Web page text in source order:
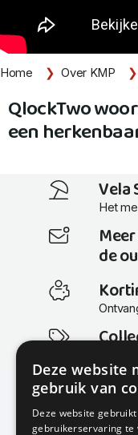
Home Over KMP
QlockTwo
een
Vela
Het
de
Deze website
gebruik van
Deze website
gebruikerservaring te